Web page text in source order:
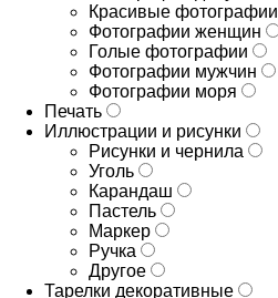
Красивые фотографии
Фотографии женщин
Голые фотографии
Фотографии мужчин
Фотографии моря
Печать
Иллюстрации и рисунки
Рисунки и чернила
Уголь
Карандаш
Пастель
Маркер
Ручка
Другое
Тарелки декоративные